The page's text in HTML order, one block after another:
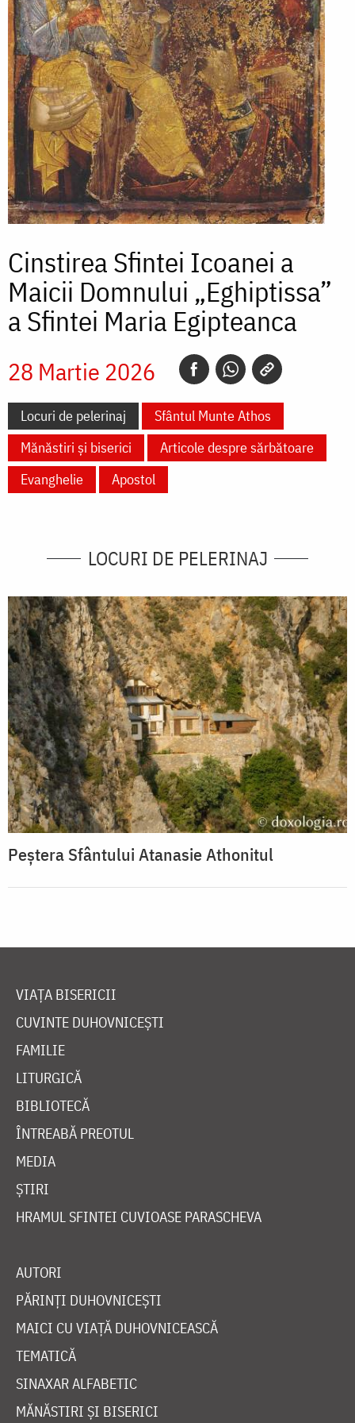
Cinstirea Sfintei Icoanei a
Maicii Domnului „Eghiptissa”
a Sfintei Maria Egipteanca
28 Martie 2026
Locuri de pelerinaj
Sfântul Munte Athos
Mănăstiri și biserici
Articole despre sărbătoare
Evanghelie
Apostol
LOCURI DE PELERINAJ
Peștera Sfântului Atanasie Athonitul
VIAȚA BISERICII
CUVINTE DUHOVNICEȘTI
FAMILIE
LITURGICĂ
BIBLIOTECĂ
ÎNTREABĂ PREOTUL
MEDIA
ȘTIRI
HRAMUL SFINTEI CUVIOASE PARASCHEVA
AUTORI
PĂRINȚI DUHOVNICEȘTI
MAICI CU VIAȚĂ DUHOVNICEASCĂ
TEMATICĂ
SINAXAR ALFABETIC
MĂNĂSTIRI ȘI BISERICI